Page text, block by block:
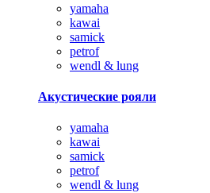
yamaha
kawai
samick
petrof
wendl & lung
Акустические рояли
yamaha
kawai
samick
petrof
wendl & lung